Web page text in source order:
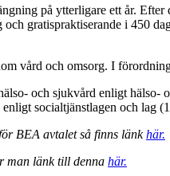
på ytterligare ett år.
gratispraktiserande i 450
vård och omsorg. I
och sjukvård enligt
socialtjänstlagen och lag
BEA avtalet så finns länkhär.
man länk till denna här.